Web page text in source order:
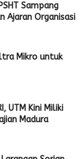
Sampang
Ajaran Organisasi
Mikro untuk
UTM Kini Miliki
Madura